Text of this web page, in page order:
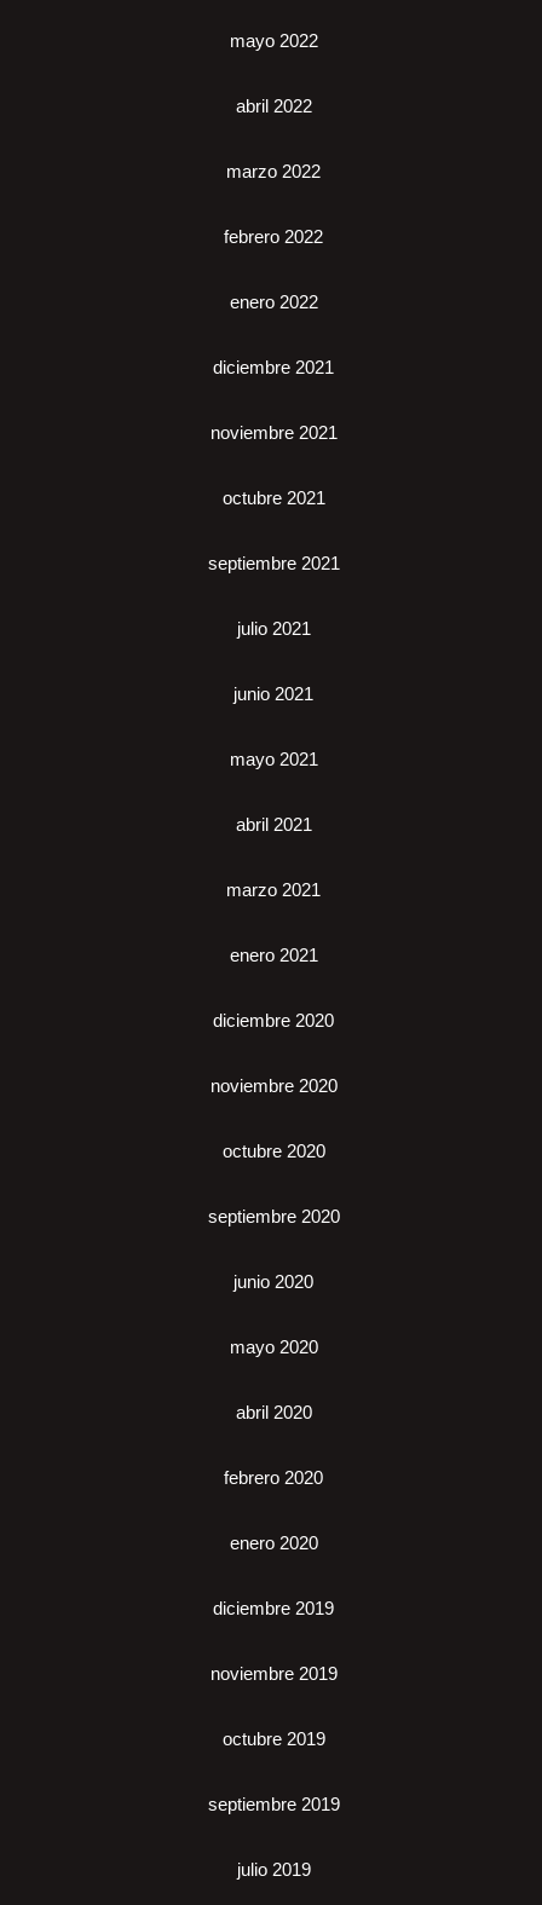
mayo 2022
abril 2022
marzo 2022
febrero 2022
enero 2022
diciembre 2021
noviembre 2021
octubre 2021
septiembre 2021
julio 2021
junio 2021
mayo 2021
abril 2021
marzo 2021
enero 2021
diciembre 2020
noviembre 2020
octubre 2020
septiembre 2020
junio 2020
mayo 2020
abril 2020
febrero 2020
enero 2020
diciembre 2019
noviembre 2019
octubre 2019
septiembre 2019
julio 2019